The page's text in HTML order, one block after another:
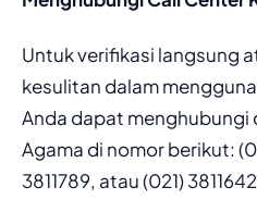
Untuk verifikasi langsung
kesulitan dalam
Anda dapat menghubungi
Agama di nomor berikut:
3811789, atau (021)